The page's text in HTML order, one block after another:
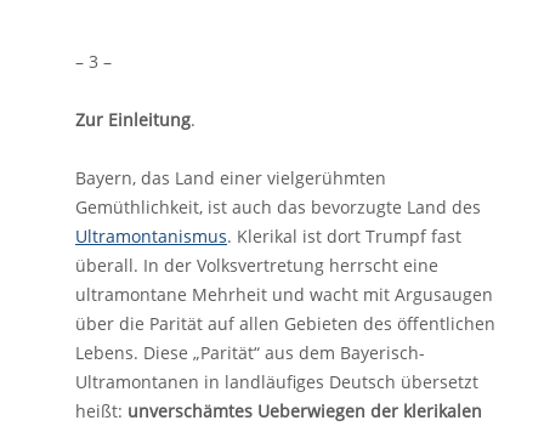
– 3 –
Zur Einleitung.
Bayern, das Land einer vielgerühmten
Gemüthlichkeit, ist auch das bevorzugte Land des
Ultramontanismus. Klerikal ist dort Trumpf fast
überall. In der Volksvertretung herrscht eine
ultramontane Mehrheit und wacht mit Argusaugen
über die Parität auf allen Gebieten des öffentlichen
Lebens. Diese „Parität“ aus dem Bayerisch-
Ultramontanen in landläufiges Deutsch übersetzt
heißt: unverschämtes Ueberwiegen der klerikalen